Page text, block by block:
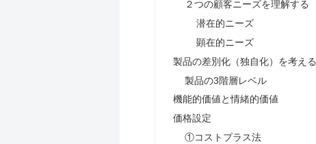
２つの顧客ニーズを理解する
潜在的ニーズ
顕在的ニーズ
製品の差別化（独自化）を考える
製品の3階層レベル
機能的価値と情緒的価値
価格設定
①コストプラス法